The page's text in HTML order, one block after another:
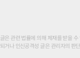
은 관련 법률에 의해 제재를 받을 수
나 인신공격성 글은 관리자의 판